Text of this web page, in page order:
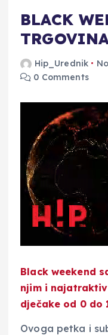
BLACK
Hip_Urednik
0 Comments
Black weekend
njim i
dječake od 0 do
Ovoga petka i